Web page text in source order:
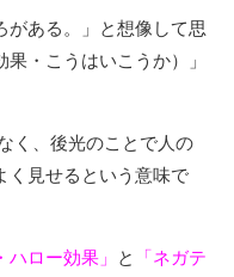
がある。」と想像して思
・こうはいこうか）」
く、後光のことで人の
く見せるという意味で
ハロー効果」 と
「ネガテ